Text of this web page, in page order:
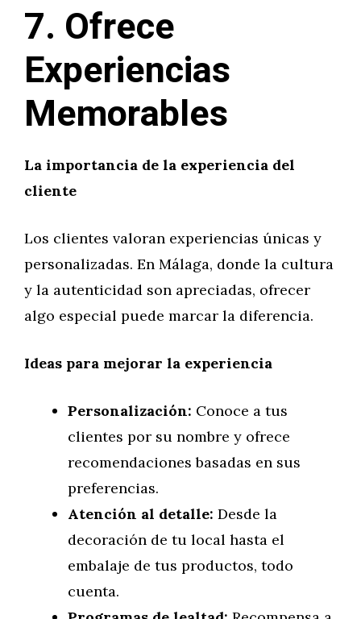
7. Ofrece
Experiencias
Memorables
La importancia de la experiencia del
cliente
Los clientes valoran experiencias únicas y
personalizadas. En Málaga, donde la cultura
y la autenticidad son apreciadas, ofrecer
algo especial puede marcar la diferencia.
Ideas para mejorar la experiencia
Personalización: Conoce a tus
clientes por su nombre y ofrece
recomendaciones basadas en sus
preferencias.
Atención al detalle: Desde la
decoración de tu local hasta el
embalaje de tus productos, todo
cuenta.